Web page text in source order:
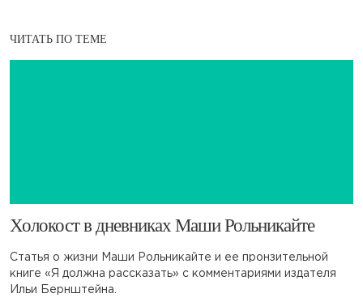
ЧИТАТЬ ПО ТЕМЕ
​Холокост в дневниках Маши Рольникайте
Статья о жизни Маши Рольникайте и ее пронзительной
книге «Я должна рассказать» с комментариями издателя
Ильи Бернштейна.